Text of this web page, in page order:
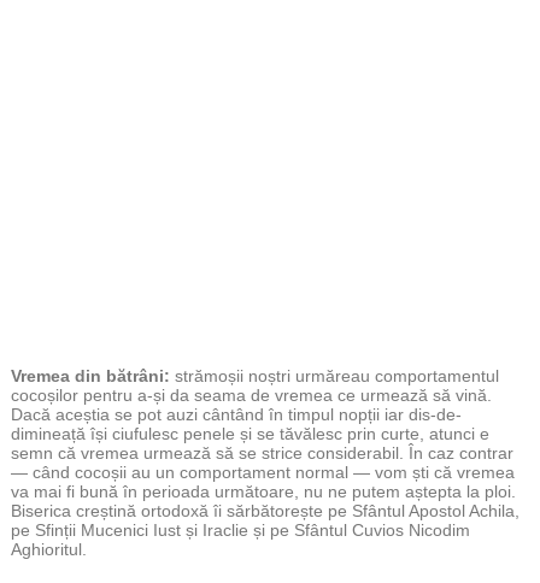
Vremea din bătrâni: strămoșii noștri urmăreau comportamentul
cocoșilor pentru a-și da seama de vremea ce urmează să vină.
Dacă aceștia se pot auzi cântând în timpul nopții iar dis-de-
dimineață își ciufulesc penele și se tăvălesc prin curte, atunci e
semn că vremea urmează să se strice considerabil. În caz contrar
— când cocoșii au un comportament normal — vom ști că vremea
va mai fi bună în perioada următoare, nu ne putem aștepta la ploi.
Biserica creștină ortodoxă îi sărbătorește pe Sfântul Apostol Achila,
pe Sfinții Mucenici Iust și Iraclie și pe Sfântul Cuvios Nicodim
Aghioritul.